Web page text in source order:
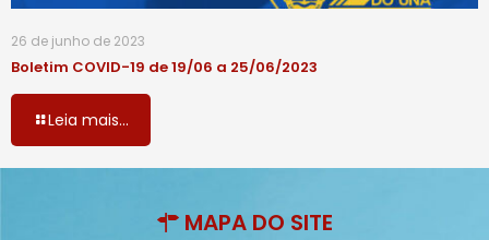
26 de junho de 2023
Boletim COVID-19 de 19/06 a 25/06/2023
Leia mais...
MAPA DO SITE